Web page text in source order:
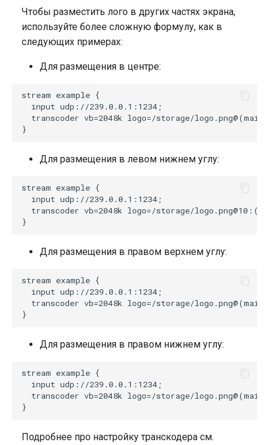
Чтобы разместить лого в других частях экрана,
используйте более сложную формулу, как в
следующих примерах:
Для размещения в центре:
stream example {
  input udp://239.0.0.1:1234;
transcoder vb=2048k logo=/storage/
Для размещения в левом нижнем углу:
stream example {
  input udp://239.0.0.1:1234;
transcoder vb=2048k logo=/storage/
Для размещения в правом верхнем углу:
stream example {
  input udp://239.0.0.1:1234;
transcoder vb=2048k logo=/storage/
Для размещения в правом нижнем углу:
stream example {
  input udp://239.0.0.1:1234;
transcoder vb=2048k logo=/storage/
Подробнее про настройку транскодера см.